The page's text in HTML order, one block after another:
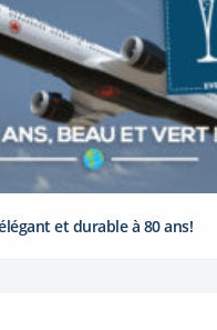
et durable à 80 ans!